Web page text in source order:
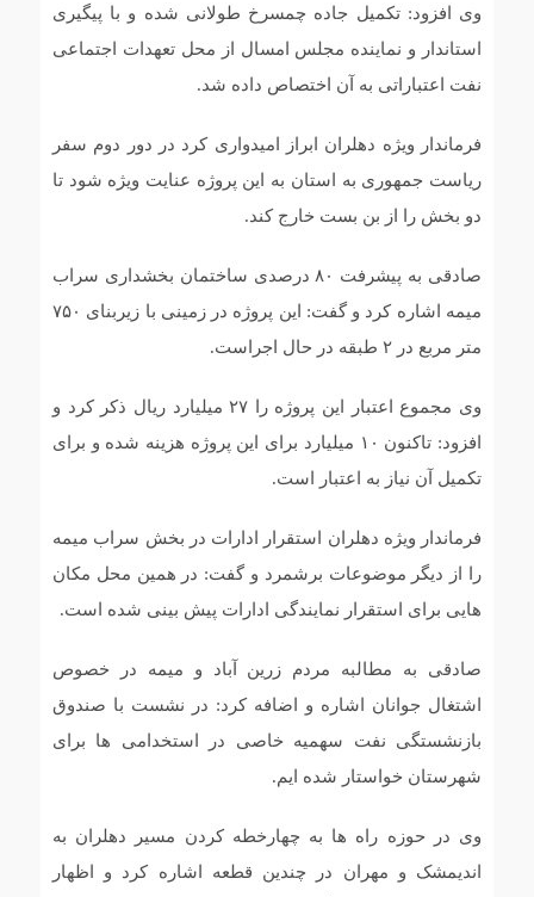
آمادگی کامل راهداری ایلام برای خدمات‌رسانی به زائران
مراسم وداع با رهبر شهید
وی افزود: تکمیل جاده چمسرخ طولانی شده و با پیگیری
استاندار و نماینده مجلس امسال از محل تعهدات اجتماعی
نفت اعتباراتی به آن اختصاص داده شد.
فرماندار ویژه دهلران ابراز امیدواری کرد در دور دوم سفر
ریاست جمهوری به استان به این پروژه عنایت ویژه شود تا
دو بخش را از بن بست خارج کند.
صادقی به پیشرفت ۸۰ درصدی ساختمان بخشداری سراب
میمه اشاره کرد و گفت: این پروژه در زمینی با زیربنای ۷۵۰
متر مربع در ۲ طبقه در حال اجراست.
وی مجموع اعتبار این پروژه را ۲۷ میلیارد ریال ذکر کرد و
افزود: تاکنون ۱۰ میلیارد برای این پروژه هزینه شده و برای
تکمیل آن نیاز به اعتبار است.
فرماندار ویژه دهلران استقرار ادارات در بخش سراب میمه
را از دیگر موضوعات برشمرد و گفت: در همین محل مکان
هایی برای استقرار نمایندگی ادارات پیش بینی شده است.
صادقی به مطالبه مردم زرین آباد و میمه در خصوص
اشتغال جوانان اشاره و اضافه کرد: در نشست با صندوق
بازنشستگی نفت سهمیه خاصی در استخدامی ها برای
شهرستان خواستار شده ایم.
وی در حوزه راه ها به چهارخطه کردن مسیر دهلران به
اندیمشک و مهران در چندین قطعه اشاره کرد و اظهار